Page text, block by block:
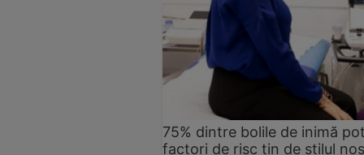
75% dintre bolile de inimă
factori de risc țin de stilul